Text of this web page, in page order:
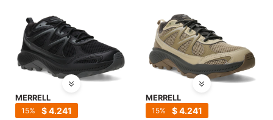
MERRELL
$4.241
15
MERRELL
$4.241
15